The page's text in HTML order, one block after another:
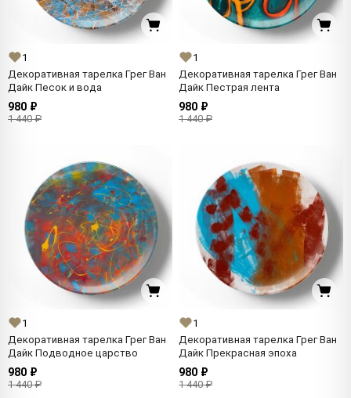
1
Декоративная тарелка Грег Ван
Дайк Песок и вода
980 ₽
1 440 ₽
1
Декоративная тарелка Грег Ван
Дайк Пестрая лента
980 ₽
1 440 ₽
1
Декоративная тарелка Грег Ван
Дайк Подводное царство
980 ₽
1 440 ₽
1
Декоративная тарелка Грег Ван
Дайк Прекрасная эпоха
980 ₽
1 440 ₽